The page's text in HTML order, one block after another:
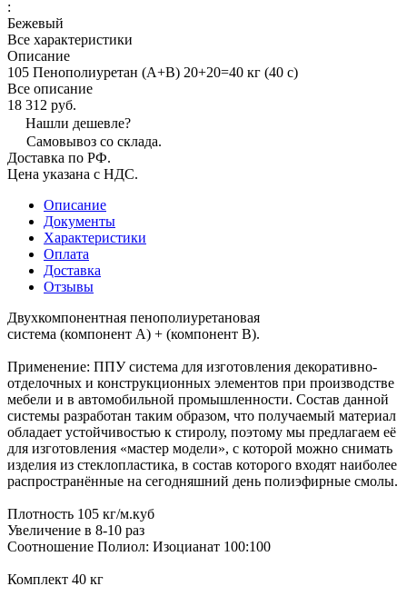
:
Бежевый
Все характеристики
Описание
105 Пенополиуретан (А+В) 20+20=40 кг (40 с)
Все описание
18 312 руб.
Нашли дешевле?
Самовывоз со склада.
Доставка по РФ.
Цена указана с НДС.
Описание
Документы
Характеристики
Оплата
Доставка
Отзывы
Двухкомпонентная пенополиуретановая
система (компонент А) + (компонент В).
Применение: ППУ система для изготовления декоративно-
отделочных и конструкционных элементов при производстве
мебели и в автомобильной промышленности. Состав данной
системы разработан таким образом, что получаемый материал
обладает устойчивостью к стиролу, поэтому мы предлагаем её
для изготовления «мастер модели», с которой можно снимать
изделия из стеклопластика, в состав которого входят наиболее
распространённые на сегодняшний день полиэфирные смолы.
Плотность 105 кг/м.куб
Увеличение в 8-10 раз
Соотношение Полиол: Изоцианат 100:100
Комплект 40 кг